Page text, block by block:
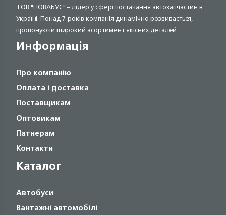
ТОВ "НОВАБУС" – лідер у сфері постачання автозапчастин в
Україні. Понад 7 років компанія динамічно розвивається,
пропонуючи широкий асортимент якісних деталей.
Информація
Про компанію
Оплата і доставка
Поставщикам
Оптовикам
Патнерам
Контакти
Каталог
Автобуси
Вантажні автомобілі